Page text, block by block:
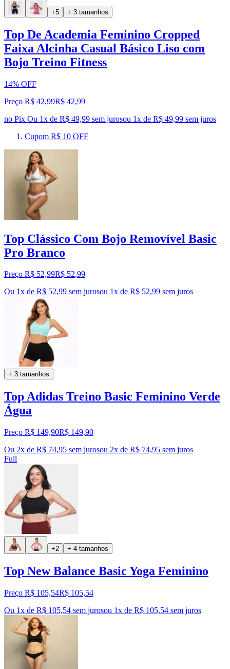
+5 + 3 tamanhos
Top De Academia Feminino Cropped
Faixa Alcinha Casual Básico Liso com
Bojo Treino Fitness
14% OFF
Preço R$ 42,99R$ 42,99
no Pix Ou 1x de R$ 49,99 sem jurosou 1x de R$ 49,99 sem juros
Cupom R$ 10 OFF
Top Clássico Com Bojo Removível Basic
Pro Branco
Preço R$ 52,99R$ 52,99
Ou 1x de R$ 52,99 sem jurosou 1x de R$ 52,99 sem juros
+ 3 tamanhos
Top Adidas Treino Basic Feminino Verde
Água
Preço R$ 149,90R$ 149,90
Ou 2x de R$ 74,95 sem jurosou 2x de R$ 74,95 sem juros
Full
+2 + 4 tamanhos
Top New Balance Basic Yoga Feminino
Preço R$ 105,54R$ 105,54
Ou 1x de R$ 105,54 sem jurosou 1x de R$ 105,54 sem juros